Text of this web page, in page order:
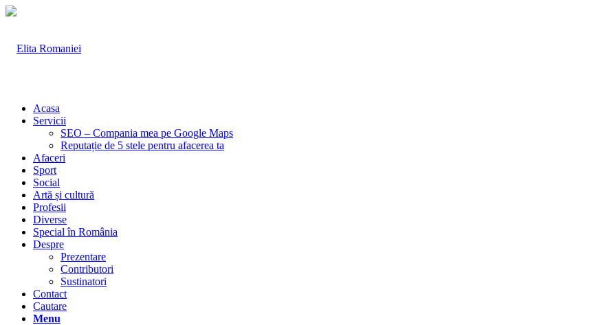
Acasa
Servicii
SEO – Compania mea pe Google Maps
Reputație de 5 stele pentru afacerea ta
Afaceri
Sport
Social
Artă și cultură
Profesii
Diverse
Special în România
Despre
Prezentare
Contributori
Sustinatori
Contact
Cautare
Menu